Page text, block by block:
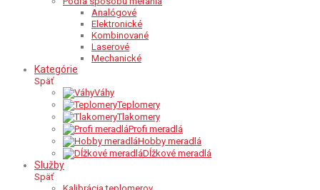
Analógové
Elektronické
Kombinované
Laserové
Mechanické
Kategórie
Späť
Váhy
Teplomery
Tlakomery
Profi meradlá
Hobby meradlá
Dĺžkové meradlá
Služby
Späť
Kalibrácia teplomerov